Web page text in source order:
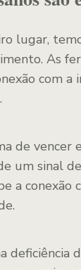
lugar,
As
com a
de vencer
um sinal
a conexão
deficiência